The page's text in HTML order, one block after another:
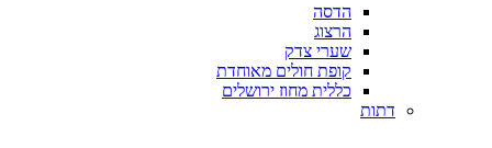
הדסה
הרצוג
שערי צדק
קופת חולים מאוחדת
כללית מחוז ירושלים
דתות